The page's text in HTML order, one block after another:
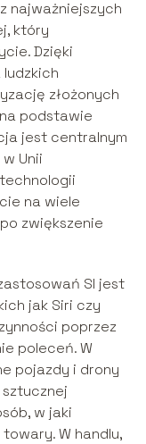
najważniejszych
który
Dzięki
złożonych
podstawie
jest centralnym
Unii
na wiele
zwiększenie
SI jest
jak Siri czy
poprzez
poleceń. W
pojazdy i drony
sztucznej
w jaki
W handlu,